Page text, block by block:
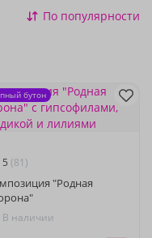
По популярности
5 (81)
"Родная
В наличии
бутон